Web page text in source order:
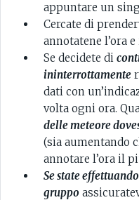
appuntare un
Cercate di
annotatene l’ora
Se decidete di
ininterrottamente
dati con
volta ogni ora.
delle meteore
(sia aumentando
annotare l’ora il
Se state
gruppo